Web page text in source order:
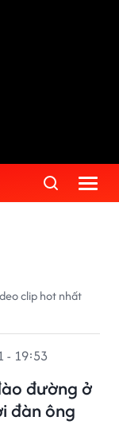
clip hot nhất
đường ở
đàn ông
- 19:53